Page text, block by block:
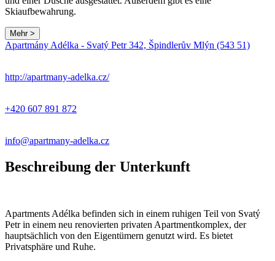
Skiaufbewahrung.
Mehr >
Apartmány Adélka - Svatý Petr 342, Špindlerův Mlýn (543 51)
http://apartmany-adelka.cz/
+420 607 891 872
info@apartmany-adelka.cz
Beschreibung der Unterkunft
Apartments Adélka befinden sich in einem ruhigen Teil von Svatý
Petr in einem neu renovierten privaten Apartmentkomplex, der
hauptsächlich von den Eigentümern genutzt wird. Es bietet
Privatsphäre und Ruhe.